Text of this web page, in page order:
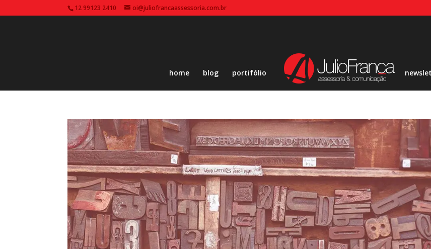
12 99123 2410 oi@juliofrancaassessoria.com.br
home blog portifólio